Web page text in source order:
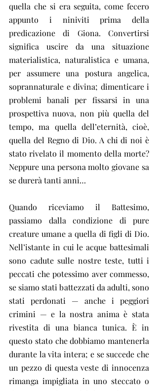
quella che si era seguita, come fecero
appunto i niniviti prima della
predicazione di Giona. Convertirsi
significa uscire da una situazione
materialistica, naturalistica e umana,
per assumere una postura angelica,
soprannaturale e divina; dimenticare i
problemi banali per fissarsi in una
prospettiva nuova, non più quella del
tempo, ma quella dell’eternità, cioè,
quella del Regno di Dio. A chi di noi è
stato rivelato il momento della morte?
Neppure una persona molto giovane sa
se durerà tanti anni…
Quando riceviamo il Battesimo,
passiamo dalla condizione di pure
creature umane a quella di figli di Dio.
Nell’istante in cui le acque battesimali
sono cadute sulle nostre teste, tutti i
peccati che potessimo aver commesso,
se siamo stati battezzati da adulti, sono
stati perdonati — anche i peggiori
crimini — e la nostra anima è stata
rivestita di una bianca tunica. È in
questo stato che dobbiamo mantenerla
durante la vita intera; e se succede che
un pezzo di questa veste di innocenza
rimanga impigliata in uno steccato o